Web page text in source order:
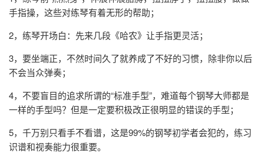
手指操，这些对练琴有着无形的帮助；
2，练琴开场白：先来几段《哈农》让手指更灵活；
3，要坐端正，不然时间久了就养成了不好的习惯，除非你以后
不会当众弹奏；
4，不要盲目的追求所谓的“标准手型”，难道每个钢琴大师都是
一样的手型吗？但是一定要积极改正很明显的错误的手型；
5，千万别只看手不看谱，这是99%的钢琴初学者会犯的，练习
识谱和视奏能力很重要。